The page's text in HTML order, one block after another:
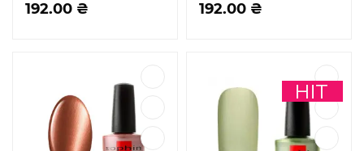
192.00 ₴ 192.00 ₴